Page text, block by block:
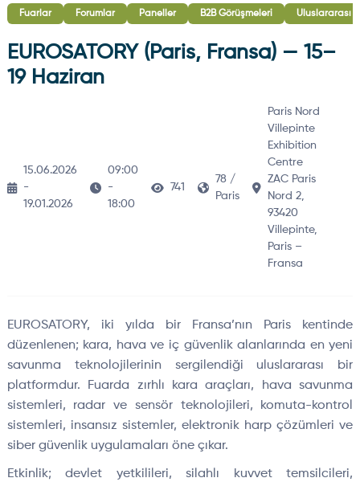
Fuarlar Forumlar Paneller B2B Görüşmeleri Uluslararası
EUROSATORY (Paris, Fransa) — 15–
19 Haziran
15.06.2026
-
19.01.2026
09:00
-
18:00
741
78 /
Paris
Paris Nord
Villepinte
Exhibition
Centre
ZAC Paris
Nord 2,
93420
Villepinte,
Paris –
Fransa
EUROSATORY, iki yılda bir Fransa’nın Paris kentinde
düzenlenen; kara, hava ve iç güvenlik alanlarında en yeni
savunma teknolojilerinin sergilendiği uluslararası bir
platformdur. Fuarda zırhlı kara araçları, hava savunma
sistemleri, radar ve sensör teknolojileri, komuta-kontrol
sistemleri, insansız sistemler, elektronik harp çözümleri ve
siber güvenlik uygulamaları öne çıkar.
Etkinlik; devlet yetkilileri, silahlı kuvvet temsilcileri,